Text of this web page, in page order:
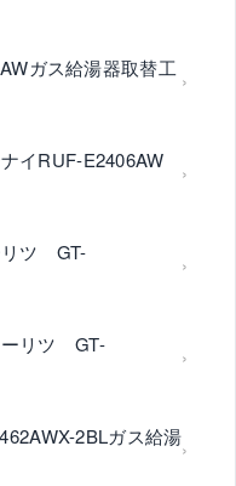
ガス給湯器取替工
イRUF-E2406AW
リツ GT-
ーリツ GT-
2BLガス給湯